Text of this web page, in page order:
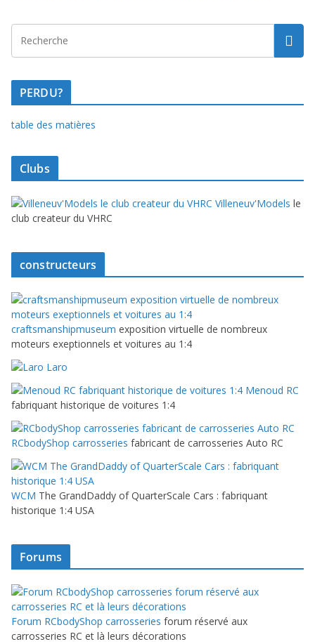
PERDU?
table des matières
Clubs
Villeneuv'Models le
club createur du VHRC
constructeurs
craftsmanshipmuseum exposition virtuelle de nombreux
moteurs exeptionnels et voitures au 1:4
Laro
Menoud RC
fabriquant historique de voitures 1:4
RCbodyShop carrosseries fabricant de carrosseries Auto RC
WCM The GrandDaddy of QuarterScale Cars : fabriquant
historique 1:4 USA
Forums
Forum RCbodyShop carrosseries forum réservé aux
carrosseries RC et là leurs décorations